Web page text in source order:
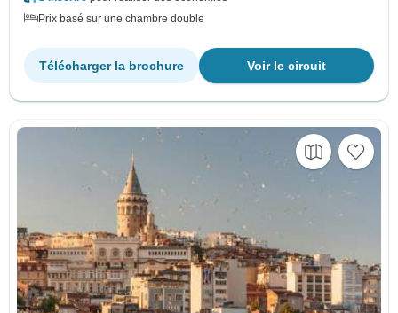
Prix basé sur une chambre double
Voir le circuit
Télécharger la brochure